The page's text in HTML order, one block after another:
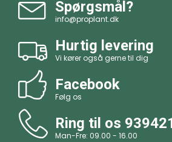
Spørgsmål?
info@proplant.dk
Hurtig levering
Vi kører også gerne til dig
Facebook
Følg os
Ring til os
Man-Fre: 09.00 - 16.00